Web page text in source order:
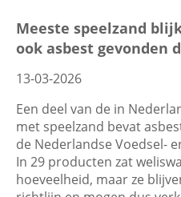
Contactgegevens
Zoeken
Filters
Datum
Trefwoord
Meeste speelzand
ook asbest gevonden
13-03-2026
Een deel van de in
met speelzand bevat
de Nederlandse Voedsel-
In 29 producten zat
hoeveelheid, maar ze